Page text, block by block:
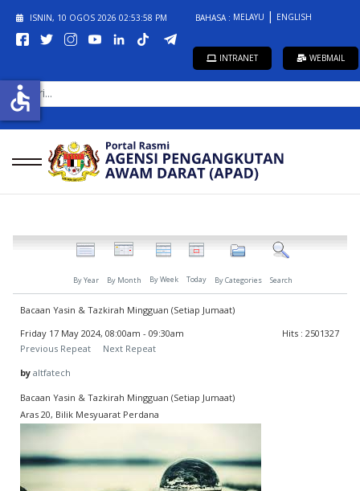
ISNIN, 10 OGOS 2026 02:53:58 PM BAHASA : MELAYU ENGLISH
INTRANET WEBMAIL
CARI...
By Year By Month By Week Today By Categories Search
Bacaan Yasin & Tazkirah Mingguan (Setiap Jumaat)
Friday 17 May 2024, 08:00am - 09:30am
Previous Repeat
Next Repeat
Hits : 2501327
by altfatech
Bacaan Yasin & Tazkirah Mingguan (Setiap Jumaat)
Aras 20, Bilik Mesyuarat Perdana
accessible